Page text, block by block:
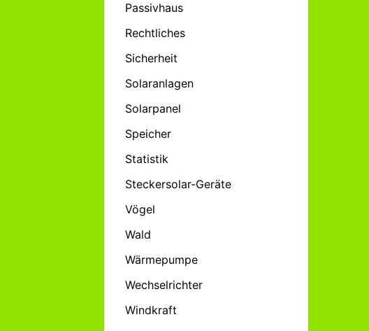
Passivhaus
Rechtliches
Sicherheit
Solaranlagen
Solarpanel
Speicher
Statistik
Steckersolar-Geräte
Vögel
Wald
Wärmepumpe
Wechselrichter
Windkraft